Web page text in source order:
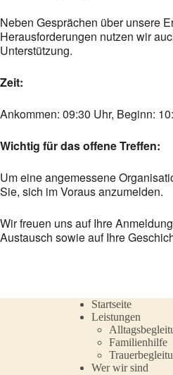
Neben Gesprächen über unsere
Herausforderungen nutzen wir
Unterstützung.
Zeit:
Ankommen: 09:30 Uhr, Beginn:
Wichtig für das offene Treffen:
Um eine angemessene
Sie, sich im Voraus anzumelden.
Wir freuen uns auf Ihre
Austausch sowie auf Ihre
Startseite
Leistungen
Familienhilfe
Wer wir sind